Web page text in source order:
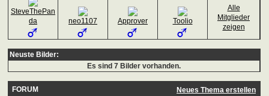
SteveThePan
da
neo1107 Approver Toolio
Alle
Mitglieder
zeigen
Neuste Bilder:
Es sind 7 Bilder vorhanden.
FORUM Neues Thema erstellen